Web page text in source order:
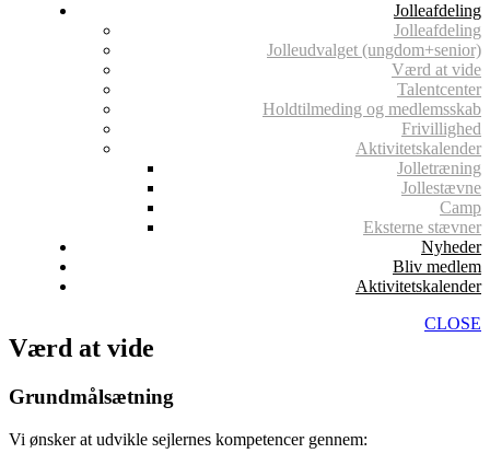
Jolleafdeling
Jolleafdeling
Jolleudvalget (ungdom+senior)
Værd at vide
Talentcenter
Holdtilmeding og medlemsskab
Frivillighed
Aktivitetskalender
Jolletræning
Jollestævne
Camp
Eksterne stævner
Nyheder
Bliv medlem
Aktivitetskalender
CLOSE
Værd at vide
Grundmålsætning
Vi ønsker at udvikle sejlernes kompetencer gennem: